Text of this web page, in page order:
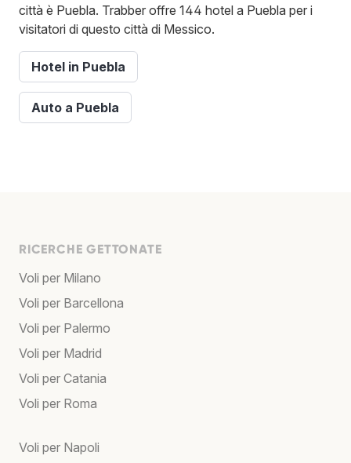
città è Puebla. Trabber offre 144 hotel a Puebla per i
visitatori di questo città di Messico.
Hotel in Puebla
Auto a Puebla
RICERCHE GETTONATE
Voli per Milano
Voli per Barcellona
Voli per Palermo
Voli per Madrid
Voli per Catania
Voli per Roma
Voli per Napoli